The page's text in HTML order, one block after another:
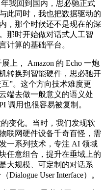
我回到国内，思必驰正式
此同时，我也把数据驱动的
，那个时候还不是现在的深
那时开始做对话式人工智
计算的基础平台。
上， Amazon 的 Echo 一炮
转换到智能硬件，思必驰开
”。这个方向技术难度更
端去做一般意义的语义处
调用也很容易被复制。
变化。当时，我们发现软
联网硬件设备千奇百怪，需
一系列技术，专注 AI 领域
任意组合，提升在垂域上的
大规模、可定制的对话系
User Interface）。